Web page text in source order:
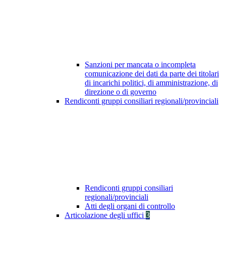
Sanzioni per mancata o incompleta
comunicazione dei dati da parte dei titolari
di incarichi politici, di amministrazione, di
direzione o di governo
Rendiconti gruppi consiliari regionali/provinciali
Rendiconti gruppi consiliari
regionali/provinciali
Atti degli organi di controllo
Articolazione degli uffici 3